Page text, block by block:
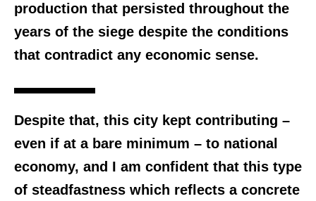
production that persisted throughout the
years of the siege despite the conditions
that contradict any economic sense.
Despite that, this city kept contributing –
even if at a bare minimum – to national
economy, and I am confident that this type
of steadfastness which reflects a concrete